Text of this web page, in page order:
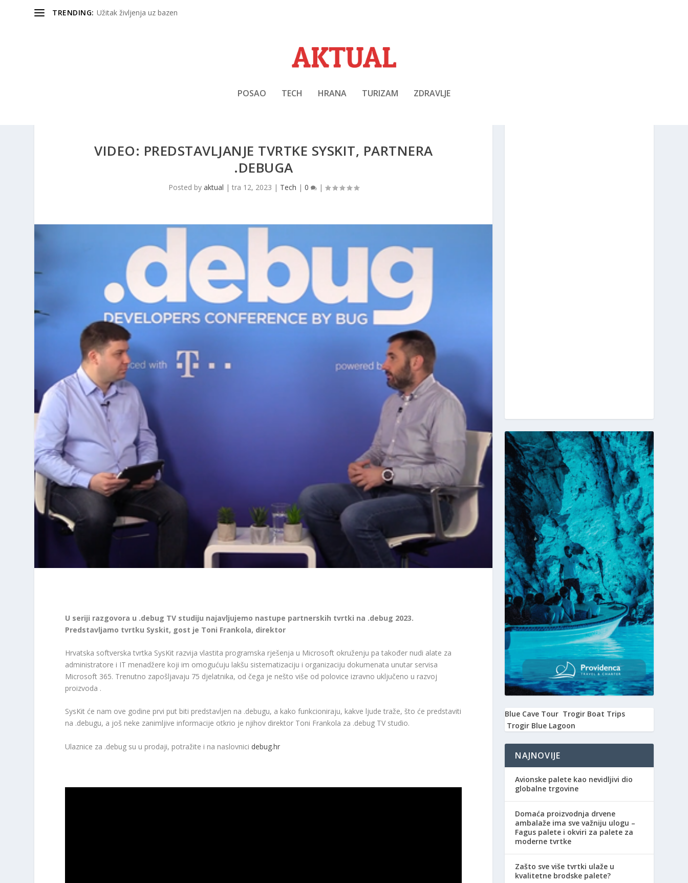
TRENDING: Užitak življenja uz bazen
POSAO TECH HRANA TURIZAM ZDRAVLJE
VIDEO: PREDSTAVLJANJE TVRTKE SYSKIT, PARTNERA
.DEBUGA
Posted by aktual | tra 12, 2023 | Tech | 0 |
U seriji razgovora u .debug TV studiju najavljujemo nastupe partnerskih tvrtki na .debug 2023.
Predstavljamo tvrtku Syskit, gost je Toni Frankola, direktor
Hrvatska softverska tvrtka SysKit razvija vlastita programska rješenja u Microsoft okruženju pa također nudi alate za
administratore i IT menadžere koji im omogućuju lakšu sistematizaciju i organizaciju dokumenata unutar servisa
Microsoft 365. Trenutno zapošljavaju 75 djelatnika, od čega je nešto više od polovice izravno uključeno u razvoj
proizvoda .
SysKit će nam ove godine prvi put biti predstavljen na .debugu, a kako funkcioniraju, kakve ljude traže, što će predstaviti
na .debugu, a još neke zanimljive informacije otkrio je njihov direktor Toni Frankola za .debug TV studio.
Ulaznice za .debug su u prodaji, potražite i na naslovnici debug.hr
Blue Cave Tour Trogir Boat Trips
Trogir Blue Lagoon
NAJNOVIJE
Avionske palete kao nevidljivi dio
globalne trgovine
Domaća proizvodnja drvene
ambalaže ima sve važniju ulogu –
Fagus palete i okviri za palete za
moderne tvrtke
Zašto sve više tvrtki ulaže u
kvalitetne brodske palete?